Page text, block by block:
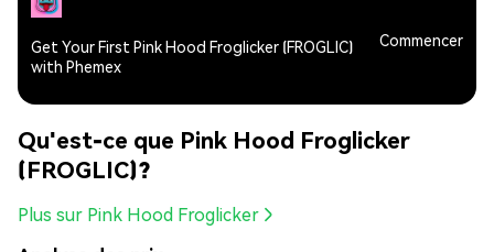
Get Your First Pink Hood Froglicker (FROGLIC)
with Phemex
Commencer
Qu'est-ce que Pink Hood Froglicker
(FROGLIC)?
Plus sur Pink Hood Froglicker